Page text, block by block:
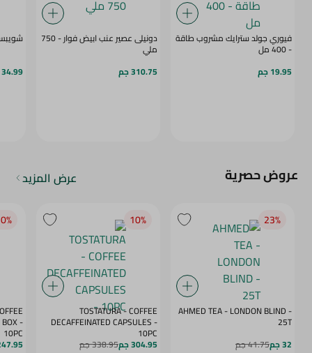
فيوري جولد سترايك مشروب طاقة
- 400 مل
19.95 جم
دونيلى عصير عنب ابيض فوار - 750
ملي
310.75 جم
شويبس
34.99 جم
عروض حصرية عرض المزيد
23‎%‎
AHMED TEA - LONDON BLIND -
25T
32 جم
41.75 جم
10‎%‎
TOSTATURA - COFFEE
DECAFFEINATED CAPSULES -
10PC
304.95 جم 338.95 جم
-
10PC
247.95